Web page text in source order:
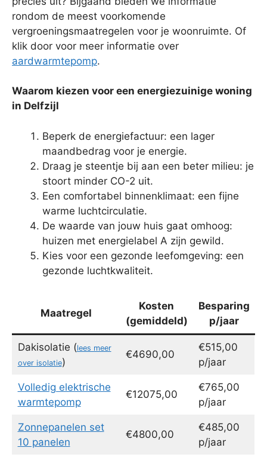
rondom de meest voorkomende
vergroeningsmaatregelen voor je woonruimte. Of
klik door voor meer informatie over
aardwarmtepomp.
Waarom kiezen voor een energiezuinige woning
in Delfzijl
Beperk de energiefactuur: een lager
maandbedrag voor je energie.
Draag je steentje bij aan een beter milieu: je
stoort minder CO-2 uit.
Een comfortabel binnenklimaat: een fijne
warme luchtcirculatie.
De waarde van jouw huis gaat omhoog:
huizen met energielabel A zijn gewild.
Kies voor een gezonde leefomgeving: een
gezonde luchtkwaliteit.
Maatregel
Kosten
(gemiddeld)
Besparing
p/jaar
Dakisolatie (lees meer
over isolatie)
€4690,00
€515,00
p/jaar
Volledig elektrische
warmtepomp
€12075,00
€765,00
p/jaar
Zonnepanelen set
10 panelen
€4800,00
€485,00
p/jaar